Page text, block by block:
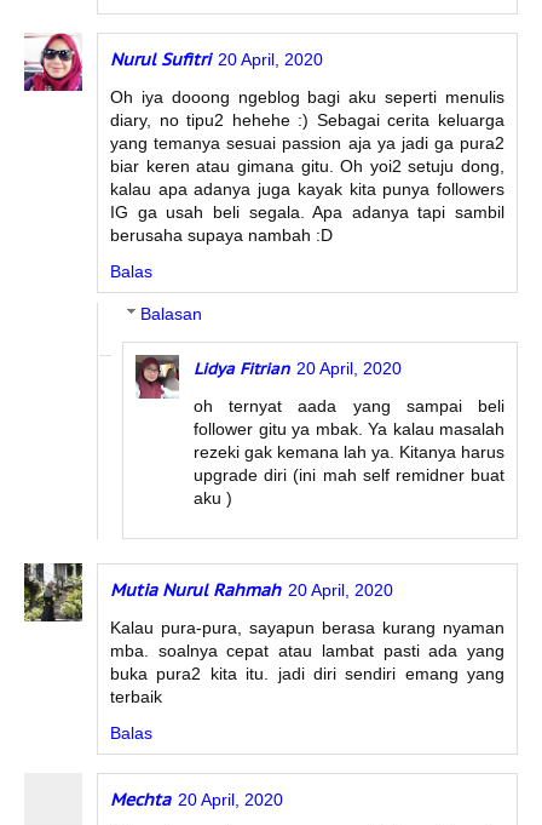
Nurul Sufitri 20 April, 2020
Oh iya dooong ngeblog bagi aku seperti menulis
diary, no tipu2 hehehe :) Sebagai cerita keluarga
yang temanya sesuai passion aja ya jadi ga pura2
biar keren atau gimana gitu. Oh yoi2 setuju dong,
kalau apa adanya juga kayak kita punya followers
IG ga usah beli segala. Apa adanya tapi sambil
berusaha supaya nambah :D
Balas
Balasan
Lidya Fitrian 20 April, 2020
oh ternyat aada yang sampai beli
follower gitu ya mbak. Ya kalau masalah
rezeki gak kemana lah ya. Kitanya harus
upgrade diri (ini mah self remidner buat
aku )
Mutia Nurul Rahmah 20 April, 2020
Kalau pura-pura, sayapun berasa kurang nyaman
mba. soalnya cepat atau lambat pasti ada yang
buka pura2 kita itu. jadi diri sendiri emang yang
terbaik
Balas
Mechta 20 April, 2020